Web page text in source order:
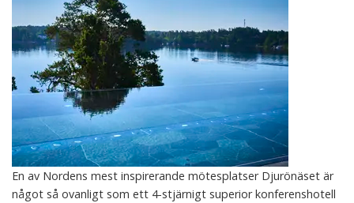
En av Nordens mest inspirerande mötesplatser Djurönäset är
något så ovanligt som ett 4-stjärnigt superior konferenshotell